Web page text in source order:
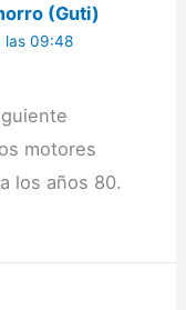
(Guti)
las 09:48
motores
los años 80.